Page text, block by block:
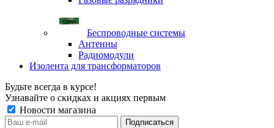
Беспроводные системы
Антенны
Радиомодули
Изолента для трансформаторов
Будьте всегда в курсе!
Узнавайте о скидках и акциях первым
Новости магазина